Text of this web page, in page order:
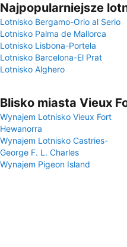
Najpopularniejsze
Lotnisko Bergamo-Orio al Serio
Lotnisko Palma de Mallorca
Lotnisko Lisbona-Portela
Lotnisko Barcelona-El Prat
Lotnisko Alghero
Blisko miasta Vieux
Wynajem Lotnisko Vieux Fort
Hewanorra
Wynajem Lotnisko Castries-
George F. L. Charles
Wynajem Pigeon Island